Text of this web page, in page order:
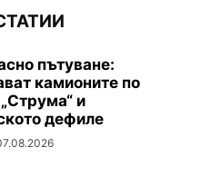
пътуване:
камионите по
„Струма“ и
дефиле